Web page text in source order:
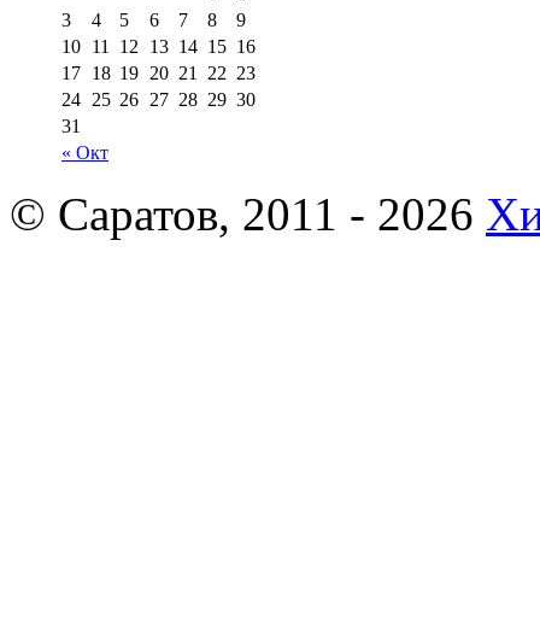
« Окт
3
4 5 6 7 8
9
10 11 12 13 14 15 16
17 18 19 20 21 22 23
24 25 26 27 28 29 30
31
© Саратов, 2011 - 2026